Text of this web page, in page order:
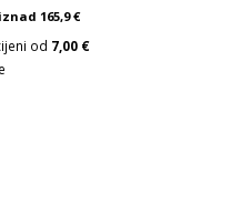
165,9 €
od 7,00 €